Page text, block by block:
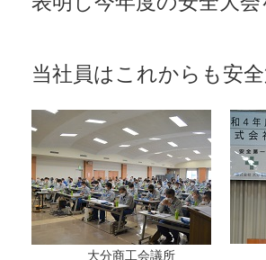
当社員はこれからも安
大分商工会議所